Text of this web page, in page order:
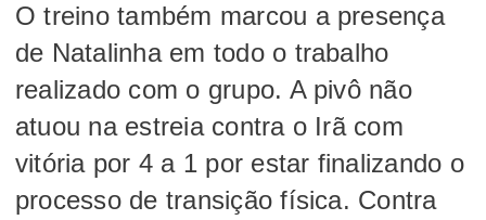
O treino também marcou a presença
de Natalinha em todo o trabalho
realizado com o grupo. A pivô não
atuou na estreia contra o Irã com
vitória por 4 a 1 por estar finalizando o
processo de transição física. Contra